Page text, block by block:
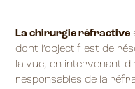
La chirurgie réfractive
dont l’objectif est de
la vue, en intervenant
responsables de la